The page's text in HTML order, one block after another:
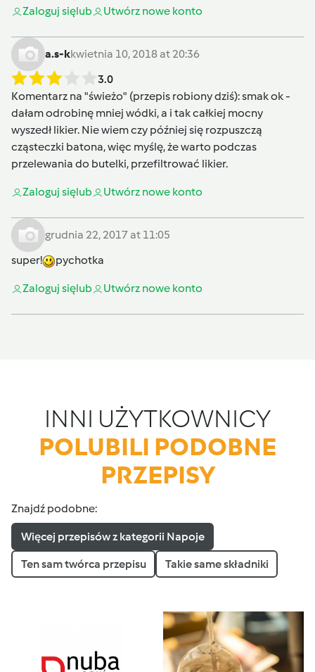
Zaloguj sięlub Utwórz nowe konto
a.s-kkwietnia 10, 2018 at 20:36
3.0
Komentarz na "świeżo" (przepis robiony dziś): smak ok -
dałam odrobinę mniej wódki, a i tak całkiej mocny
wyszedł likier. Nie wiem czy później się rozpuszczą
cząsteczki batona, więc myślę, że warto podczas
przelewania do butelki, przefiltrować likier.
Zaloguj sięlub Utwórz nowe konto
grudnia 22, 2017 at 11:05
super!
pychotka
Zaloguj sięlub Utwórz nowe konto
INNI UŻYTKOWNICY
POLUBILI PODOBNE
PRZEPISY
Znajdź podobne:
Więcej przepisów z kategorii Napoje
Ten sam twórca przepisu Takie same składniki